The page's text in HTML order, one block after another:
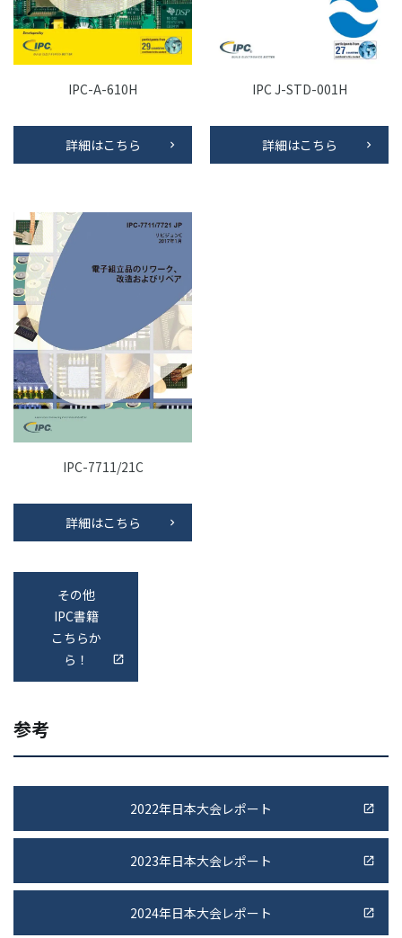
IPC-A-610H
詳細はこちら
IPC J-STD-001H
詳細はこちら
IPC-7711/21C
詳細はこちら
その他
IPC書籍
こちらか
ら！
参考
2022年日本大会レポート
2023年日本大会レポート
2024年日本大会レポート